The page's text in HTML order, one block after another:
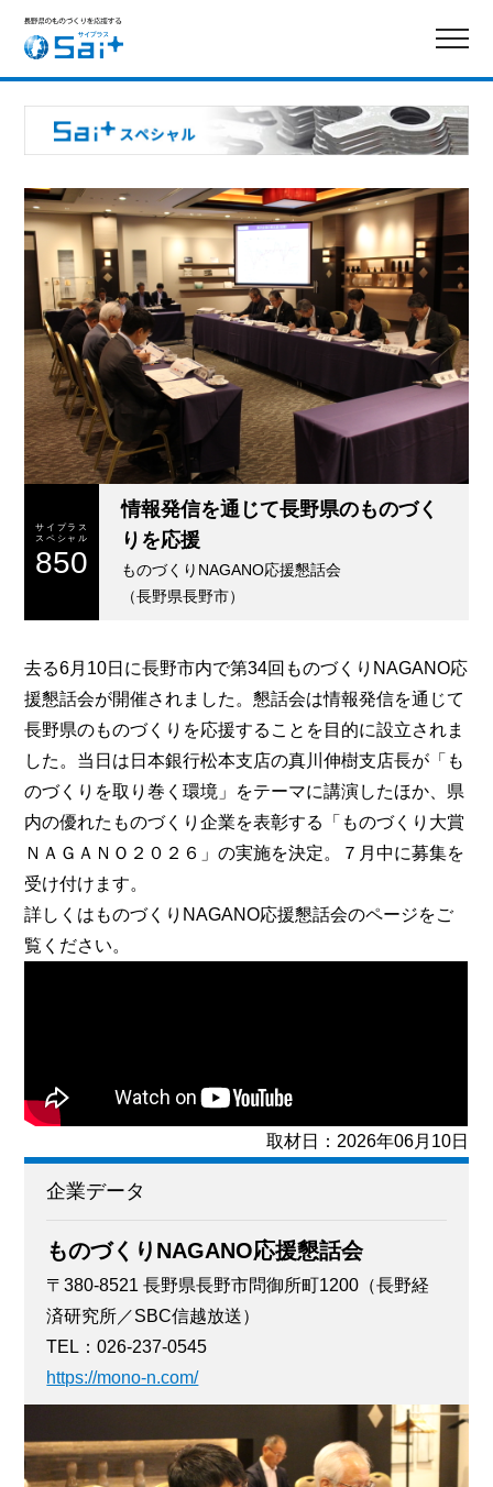
サイプラス
スペシャル
850
情報発信を通じて長野県のものづく
りを応援
ものづくりNAGANO応援懇話会
（長野県長野市）
去る6月10日に長野市内で第34回ものづくりNAGANO応
援懇話会が開催されました。懇話会は情報発信を通じて
長野県のものづくりを応援することを目的に設立されま
した。当日は日本銀行松本支店の真川伸樹支店長が「も
のづくりを取り巻く環境」をテーマに講演したほか、県
内の優れたものづくり企業を表彰する「ものづくり大賞
ＮＡＧＡＮＯ２０２６」の実施を決定。７月中に募集を
受け付けます。
詳しくは ものづくりNAGANO応援懇話会のページをご
覧ください。
取材日：2026年06月10日
企業データ
ものづくりNAGANO応援懇話会
〒380-8521 長野県長野市問御所町1200（長野経
済研究所／SBC信越放送）
TEL：026-237-0545
https://mono-n.com/